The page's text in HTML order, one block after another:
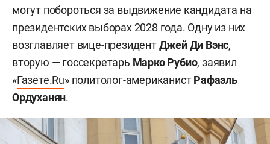
могут побороться за выдвижение кандидата на
президентских выборах 2028 года. Одну из них
возглавляет вице-президентДжей Ди Вэнс,
вторую — госсекретарь Марко Рубио, заявил
«Газете.Ru» политолог-американистРафаэль
Ордуханян.